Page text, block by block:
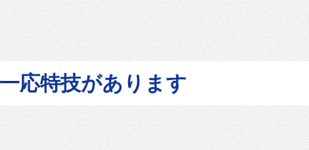
応特技があります